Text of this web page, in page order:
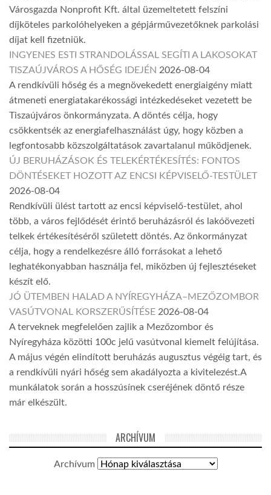
Városgazda Nonprofit Kft. által üzemeltetett felszíni
díjköteles parkolóhelyeken a gépjárművezetőknek parkolási
díjat kell fizetniük.
INGYENES ESTI STRANDOLÁSSAL SEGÍTI A LAKOSOKAT
TISZAÚJVÁROS A HŐSÉG IDEJÉN 2026-08-04
A rendkívüli hőség és a megnövekedett energiaigény miatt
átmeneti energiatakarékossági intézkedéseket vezetett be
Tiszaújváros önkormányzata. A döntés célja, hogy
csökkentsék az energiafelhasználást úgy, hogy közben a
legfontosabb közszolgáltatások zavartalanul működjenek.
ÚJ BERUHÁZÁSOK ÉS TELEKÉRTÉKESÍTÉS: FONTOS
DÖNTÉSEKET HOZOTT AZ ENCSI KÉPVISELŐ-TESTÜLET
2026-08-04
Rendkívüli ülést tartott az encsi képviselő-testület, ahol
több, a város fejlődését érintő beruházásról és lakóövezeti
telkek értékesítéséről született döntés. Az önkormányzat
célja, hogy a rendelkezésre álló forrásokat a lehető
leghatékonyabban használja fel, miközben új fejlesztéseket
készít elő.
JÓ ÜTEMBEN HALAD A NYÍREGYHÁZA–MEZŐZOMBOR
VASÚTVONAL KORSZERŰSÍTÉSE 2026-08-04
A terveknek megfelelően zajlik a Mezőzombor és
Nyíregyháza közötti 100c jelű vasútvonal kiemelt felújítása.
A május végén elindított beruházás augusztus végéig tart, és
a rendkívüli nyári hőség sem akadályozta a kivitelezést.A
munkálatok során a hosszúsínek cseréjének döntő része
már elkészült.
ARCHÍVUM
Archívum